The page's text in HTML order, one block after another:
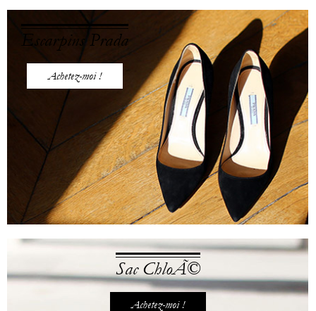
Escarpins Prada
Achetez-moi !
Sac ChloÃ©
Achetez-moi !